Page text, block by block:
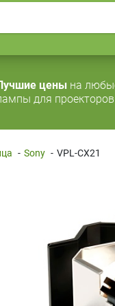
цены на
для проекторов
- Sony - VPL-CX21